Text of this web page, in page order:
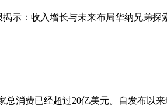
：收入增长与未来布局华纳兄弟探
总消费已经超过20亿美元。自发布以来